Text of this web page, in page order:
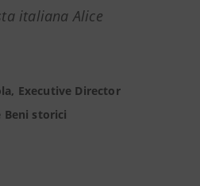
italiana Alice
Executive Director
Beni storici